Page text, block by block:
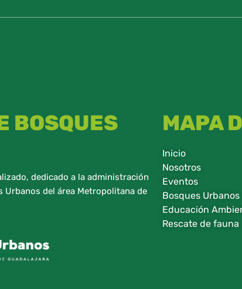
BOSQUES
dedicado a la administración
Urbanos del área Metropolitana de
MAPA
Inicio
Nosotros
Eventos
Bosques Urbanos
Educación
Rescate de fauna​